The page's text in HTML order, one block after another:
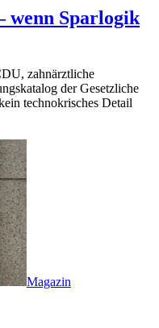
wenn Sparlogik
zahnärztliche
der Gesetzliche
technokrisches Detail
Magazin